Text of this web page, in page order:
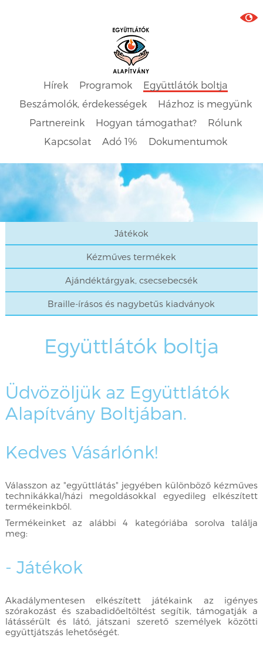
Hírek Programok
Együttlátók boltja
Beszámolók, érdekességek
Házhoz is megyünk
Partnereink
Hogyan támogathat?
Rólunk
Kapcsolat
Adó 1% Dokumentumok
Együttlátók boltja
Üdvözöljük az Együttlátók
Alapítvány Boltjában.
Kedves Vásárlónk!
Válasszon az "együttlátás" jegyében különböző kézműves
technikákkal/házi megoldásokkal egyedileg elkészített
termékeinkből.
Termékeinket az alábbi 4 kategóriába sorolva találja
meg:
- Játékok
Akadálymentesen elkészített játékaink az igényes
szórakozást és szabadidőeltöltést segítik, támogatják a
látássérült és látó, játszani szerető személyek közötti
együttjátszás lehetőségét.
Játékok
Kézműves termékek
Ajándéktárgyak, csecsebecsék
Braille-írásos és nagybetűs kiadványok